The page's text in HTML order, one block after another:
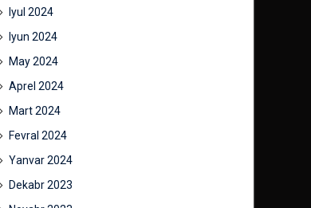
Iyul 2024
Iyun 2024
May 2024
Aprel 2024
Mart 2024
Fevral 2024
Yanvar 2024
Dekabr 2023